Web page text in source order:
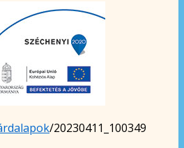
/20230411_100349